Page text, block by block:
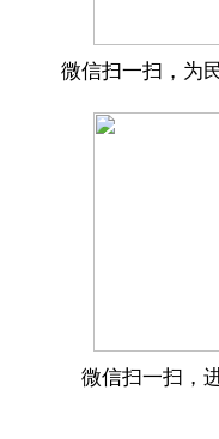
微信扫一扫，为
微信扫一扫，